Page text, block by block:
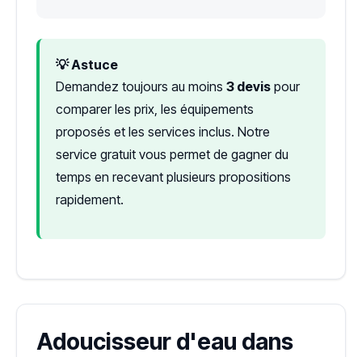
💡 Astuce
Demandez toujours au moins 3 devis pour
comparer les prix, les équipements
proposés et les services inclus. Notre
service gratuit vous permet de gagner du
temps en recevant plusieurs propositions
rapidement.
Adoucisseur d'eau dans